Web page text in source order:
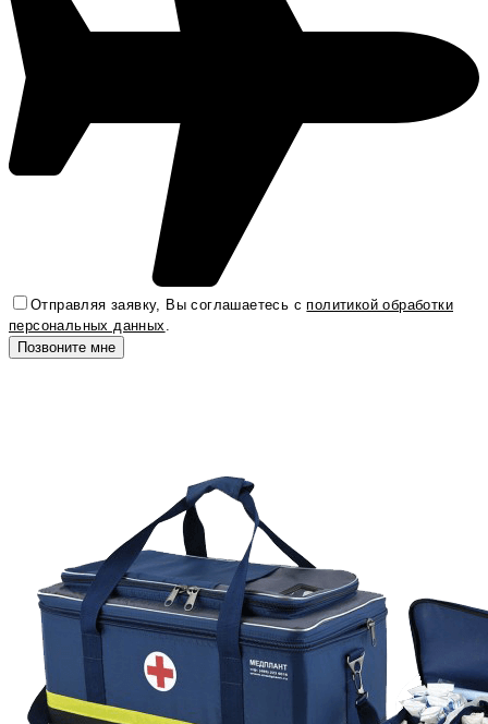
Отправляя заявку, Вы соглашаетесь сполитикой обработки
персональных данных.